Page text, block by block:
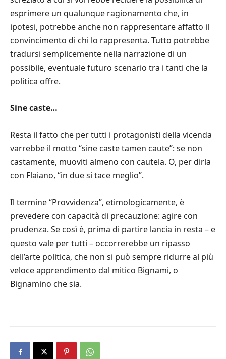
esprimere un qualunque ragionamento che, in
ipotesi, potrebbe anche non rappresentare affatto il
convincimento di chi lo rappresenta. Tutto potrebbe
tradursi semplicemente nella narrazione di un
possibile, eventuale futuro scenario tra i tanti che la
politica offre.
Sine caste…
Resta il fatto che per tutti i protagonisti della vicenda
varrebbe il motto “sine caste tamen caute”: se non
castamente, muoviti almeno con cautela. O, per dirla
con Flaiano, “in due si tace meglio”.
Il termine “Provvidenza”, etimologicamente, è
prevedere con capacità di precauzione: agire con
prudenza. Se così è, prima di partire lancia in resta – e
questo vale per tutti – occorrerebbe un ripasso
dell’arte politica, che non si può sempre ridurre al più
veloce apprendimento dal mitico Bignami, o
Bignamino che sia.